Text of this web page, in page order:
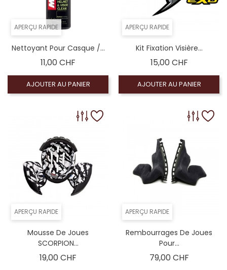
APERÇU RAPIDE
Nettoyant Pour Casque /...
11,00 CHF
AJOUTER AU PANIER
APERÇU RAPIDE
Kit Fixation Visière...
15,00 CHFPrix
AJOUTER AU PANIER
APERÇU RAPIDE
Mousse De Joues
SCORPION...
19,00 CHF
APERÇU RAPIDE
Rembourrages De Joues
Pour...
79,00 CHFPrix